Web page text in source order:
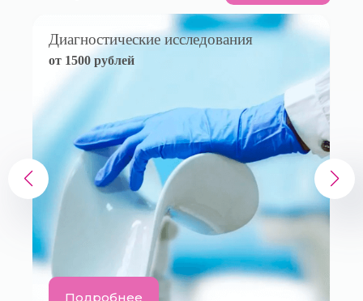
Диагностические исследования
от 1500 рублей
Подробнее